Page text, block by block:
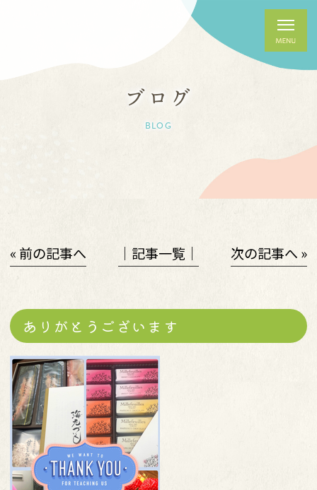
ブログ
BLOG
« 前の記事へ │記事一覧│ 次の記事へ »
ありがとうございます